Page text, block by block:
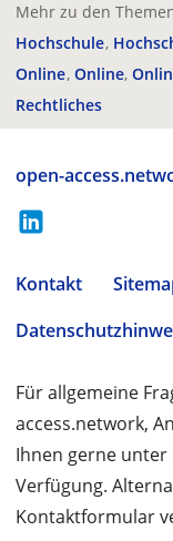
Mehr zu den
Hochschule
Online Online
Rechtliches
open-
Kontakt
Für allgemeine
access.network,
Ihnen gerne unter
Verfügung.
Kontaktformular